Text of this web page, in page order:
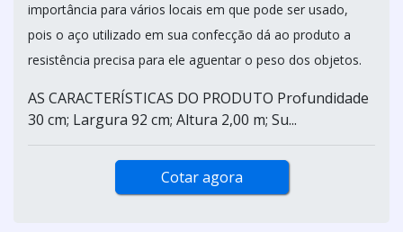
importância para vários locais em que pode ser usado,
pois o aço utilizado em sua confecção dá ao produto a
resistência precisa para ele aguentar o peso dos objetos.
AS CARACTERÍSTICAS DO PRODUTO Profundidade
30 cm; Largura 92 cm; Altura 2,00 m; Su...
Cotar agora